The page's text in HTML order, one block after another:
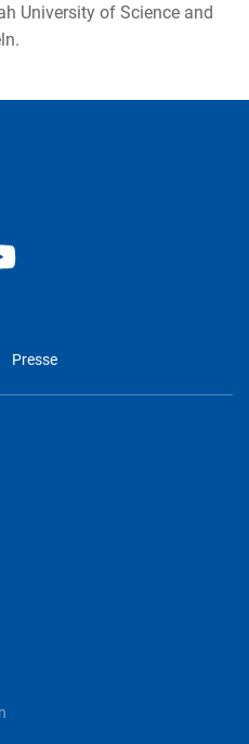
University of Science and
Presse